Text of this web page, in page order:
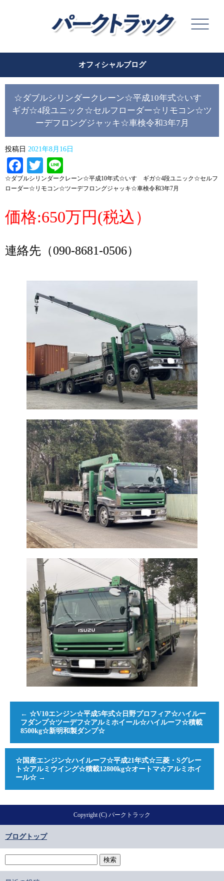
オフィシャルブログ
☆ダブルシリンダークレーン☆平成10年式☆いすゞ
ギガ☆4段ユニック☆セルフローダー☆リモコン☆ツ
ーデフロングジャッキ☆車検令和3年7月
投稿日 2021年8月16日
Facebook
Twitter
☆ダブルシリンダークレーン☆平成10年式☆いすゞギガ☆4段ユニック☆セルフ
ローダー☆リモコン☆ツーデフロングジャッキ☆車検令和3年7月
価格:650万円(税込）
連絡先（090-8681-0506）
← ☆V10エンジン☆平成5年式☆日野プロフィア☆ハイルー
フダンプ☆ツーデフ☆アルミホイール☆ハイルーフ☆積載
8500kg☆新明和製ダンプ☆
☆国産エンジン☆ハイルーフ☆平成21年式☆三菱・Sグレー
ト☆アルミウイング☆積載12800kg☆オートマ☆アルミホイ
ール☆ →
Copyright (C) パークトラック
ブログトップ